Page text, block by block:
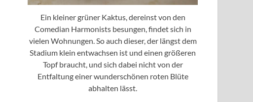
Ein kleiner grüner Kaktus, dereinst von den
Comedian Harmonists besungen, findet sich in
vielen Wohnungen. So auch dieser, der längst dem
Stadium klein entwachsen ist und einen größeren
Topf braucht, und sich dabei nicht von der
Entfaltung einer wunderschönen roten Blüte
abhalten lässt.